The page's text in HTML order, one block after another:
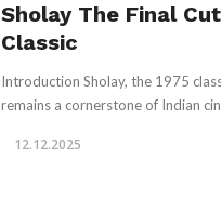
Sholay The Final
Classic
Introduction Sholay, the 1975
remains a cornerstone of Indian
12.12.2025